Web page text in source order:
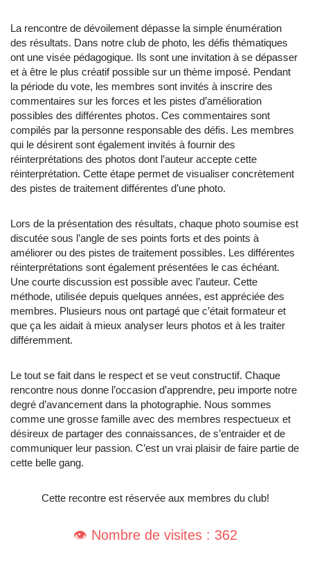
La rencontre de dévoilement dépasse la simple énumération
des résultats. Dans notre club de photo, les défis thématiques
ont une visée pédagogique. Ils sont une invitation à se dépasser
et à être le plus créatif possible sur un thème imposé. Pendant
la période du vote, les membres sont invités à inscrire des
commentaires sur les forces et les pistes d’amélioration
possibles des différentes photos. Ces commentaires sont
compilés par la personne responsable des défis. Les membres
qui le désirent sont également invités à fournir des
réinterprétations des photos dont l’auteur accepte cette
réinterprétation. Cette étape permet de visualiser concrètement
des pistes de traitement différentes d’une photo.
Lors de la présentation des résultats, chaque photo soumise est
discutée sous l’angle de ses points forts et des points à
améliorer ou des pistes de traitement possibles. Les différentes
réinterprétations sont également présentées le cas échéant.
Une courte discussion est possible avec l’auteur. Cette
méthode, utilisée depuis quelques années, est appréciée des
membres. Plusieurs nous ont partagé que c’était formateur et
que ça les aidait à mieux analyser leurs photos et à les traiter
différemment.
Le tout se fait dans le respect et se veut constructif. Chaque
rencontre nous donne l’occasion d’apprendre, peu importe notre
degré d’avancement dans la photographie. Nous sommes
comme une grosse famille avec des membres respectueux et
désireux de partager des connaissances, de s’entraider et de
communiquer leur passion. C’est un vrai plaisir de faire partie de
cette belle gang.
Cette recontre est réservée aux membres du club!
👁️ Nombre de visites : 362